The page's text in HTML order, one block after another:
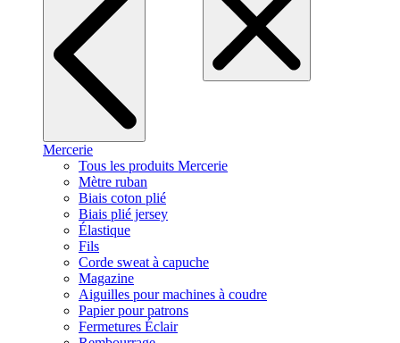
Mercerie
Tous les produits Mercerie
Mètre ruban
Biais coton plié
Biais plié jersey
Élastique
Fils
Corde sweat à capuche
Magazine
Aiguilles pour machines à coudre
Papier pour patrons
Fermetures Éclair